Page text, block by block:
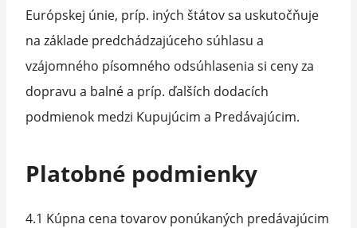
Európskej únie, príp. iných štátov sa uskutočňuje
na základe predchádzajúceho súhlasu a
vzájomného písomného odsúhlasenia si ceny za
dopravu a balné a príp. ďalších dodacích
podmienok medzi Kupujúcim a Predávajúcim.
Platobné podmienky
4.1 Kúpna cena tovarov ponúkaných predávajúcim